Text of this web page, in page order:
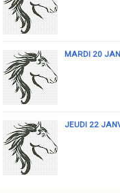
MARDI 20
JEUDI 22